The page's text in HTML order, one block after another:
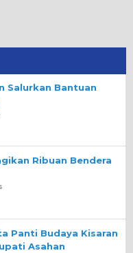
Salurkan Bantuan
Ribuan Bendera
Panti Budaya Kisaran
Asahan